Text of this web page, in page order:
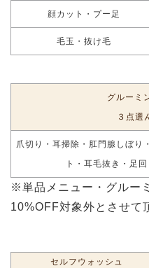
顔カット・プー足
毛玉・抜け毛
グルーミ
３点選
爪切り・耳掃除・肛門腺しぼり
ト・耳毛抜き・足
※単品メニュー・グルー
10%OFF対象外とさせて
セルフウォッシュ